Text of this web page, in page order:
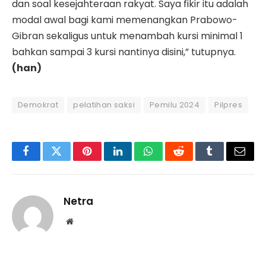
dan soal kesejahteraan rakyat. Saya fikir itu adalah
modal awal bagi kami memenangkan Prabowo-
Gibran sekaligus untuk menambah kursi minimal 1
bahkan sampai 3 kursi nantinya disini,” tutupnya.
(han)
Demokrat pelatihan saksi Pemilu 2024 Pilpres
FacebookTwitterPinterestLinkedInWhatsAppRedditTumblrEmail
Netra
Website